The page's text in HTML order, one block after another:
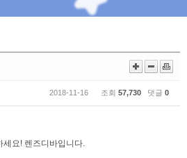
2018-11-16 조회 57,730 댓글 0
세요! 렌즈디바입니다.